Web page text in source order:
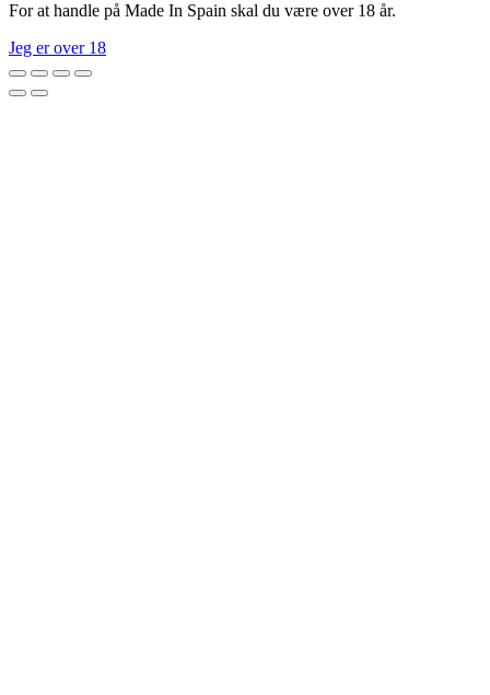
For at handle på Made In Spain skal du være over 18 år.
Jeg er over 18